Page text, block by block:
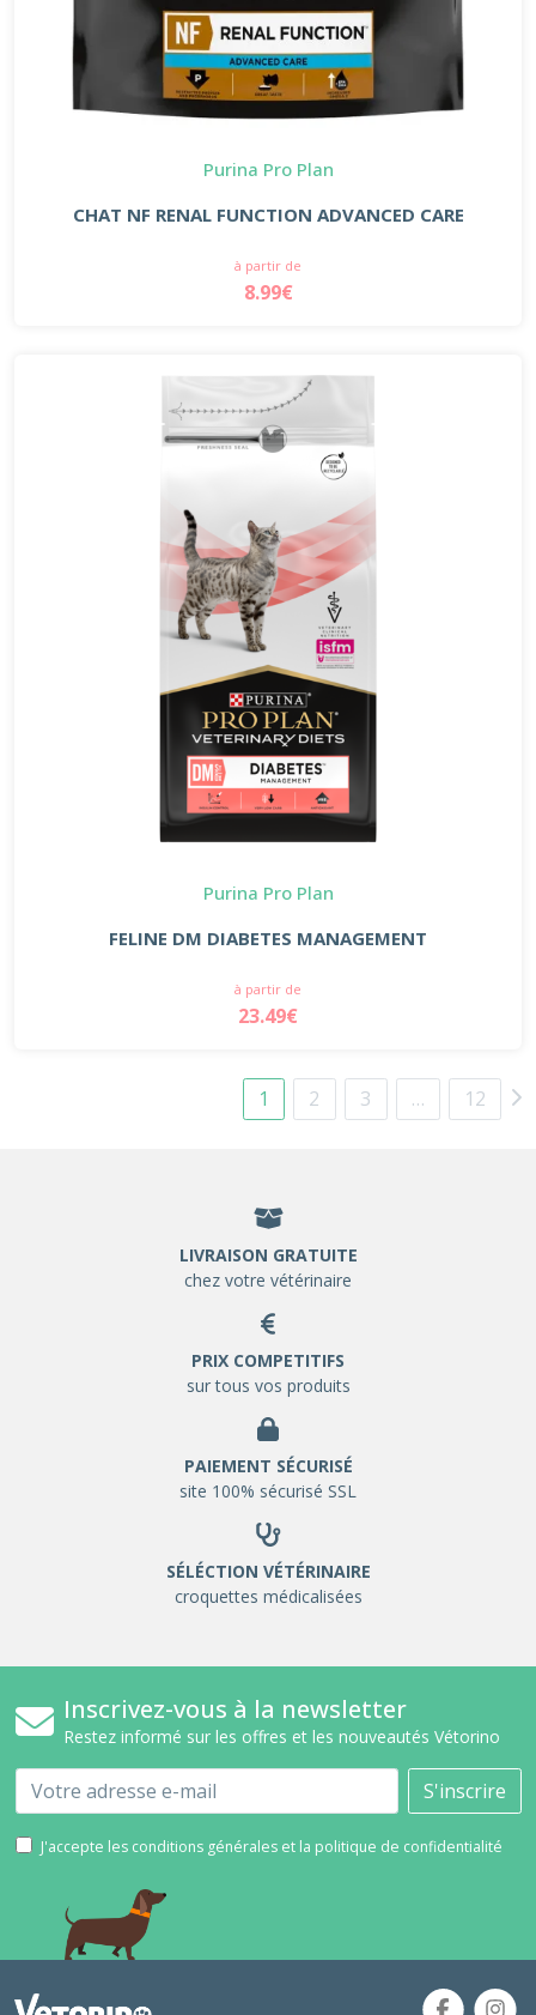
Purina Pro Plan
CHAT NF RENAL FUNCTION ADVANCED CARE
à partir de
8.99€
Purina Pro Plan
FELINE DM DIABETES MANAGEMENT
à partir de
23.49€
1 2 3 … 12
LIVRAISON GRATUITE
chez votre vétérinaire
PRIX COMPETITIFS
sur tous vos produits
PAIEMENT SÉCURISÉ
site 100% sécurisé SSL
SÉLÉCTION VÉTÉRINAIRE
croquettes médicalisées
Inscrivez-vous à la newsletter
Restez informé sur les offres et les nouveautés Vétorino
Email S'inscrire
J'accepte les conditions générales et la politique de confidentialité